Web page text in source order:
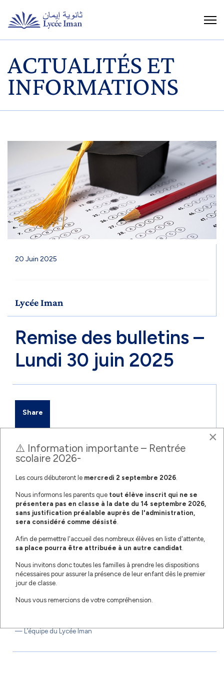
ACTUALITÉS ET
INFORMATIONS
20 Juin 2025
Lycée Iman
Remise des bulletins –
Lundi 30 juin 2025
Share
Chers parents,
La remise des bulletins du 3ᵉ trimestre se déroulera le lundi 30 juin
2025, de 09h00 à 12h00, au sein du Lycée Iman.
Nous vous invitons à venir afin de prendre connaissance des
résultats de fin d’année de vos enfants et échanger avec l’équipe
pédagogique.
Merci pour votre présence et votre engagement tout au long de
— L’équipe du Lycée Iman
×
⚠️ Information importante – Rentrée
scolaire 2026-
Les cours débuteront le mercredi 2 septembre 2026
Nous informons les parents que tout élève inscrit qui ne se
présentera pas en classe à la date du 14 septembre 2026,
sans justification préalable auprès de l'administration,
sera considéré comme désisté
Afin de permettre l'accueil des nombreux élèves en liste d'attente,
sa place pourra être attribuée à un autre candidat
Nous invitons donc toutes les familles à prendre les dispositions
nécessaires pour assurer la présence de leur enfant dès le premier
jour de classe.
Nous vous remercions de votre compréhension.